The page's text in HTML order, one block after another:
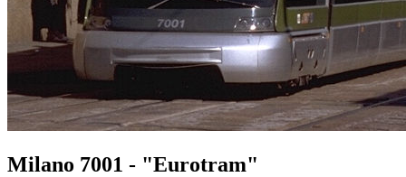
Milano 7001 - "Eurotram"